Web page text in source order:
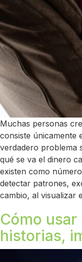
Muchas personas
consiste únicamente
verdadero problema
qué se va el dinero
existen como
detectar patrones,
cambio, al visualizar
Cómo usar
historias,